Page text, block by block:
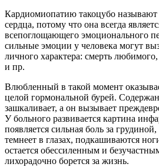
Кардиомиопатию такоцубо называют
сердца, потому что она всегда
всепоглощающего эмоционального
сильные эмоции у человека могут
личного характера: смерть
и пр.
Влюбленный в такой момент
целой гормональной бурей.
зашкаливает, а он вызывает
У больного развивается картина
появляется сильная боль за грудиной,
темнеет в глазах, подкашиваются
остается обессиленным и
лихорадочно борется за жизнь.